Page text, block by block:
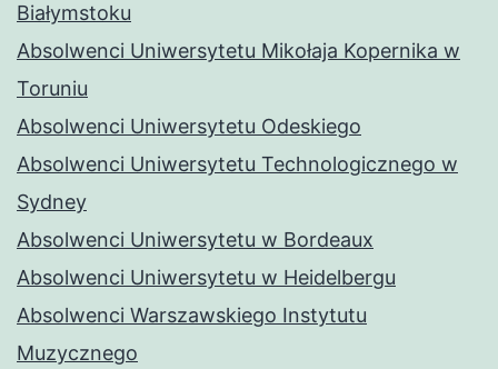
Białymstoku
Absolwenci Uniwersytetu Mikołaja Kopernika w
Toruniu
Absolwenci Uniwersytetu Odeskiego
Absolwenci Uniwersytetu Technologicznego w
Sydney
Absolwenci Uniwersytetu w Bordeaux
Absolwenci Uniwersytetu w Heidelbergu
Absolwenci Warszawskiego Instytutu
Muzycznego